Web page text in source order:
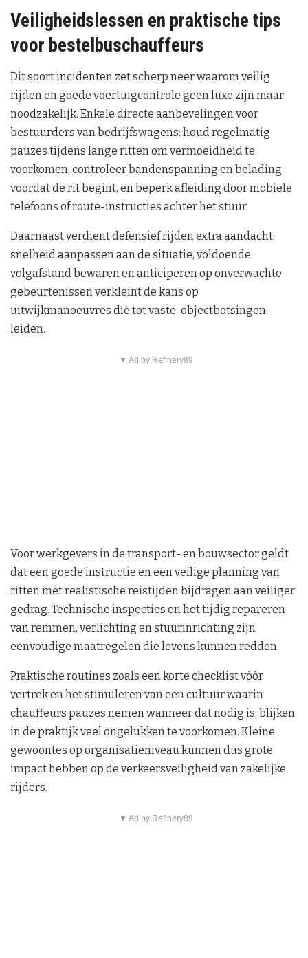
Veiligheidslessen en praktische tips
voor bestelbuschauffeurs
Dit soort incidenten zet scherp neer waarom veilig
rijden en goede voertuigcontrole geen luxe zijn maar
noodzakelijk. Enkele directe aanbevelingen voor
bestuurders van bedrijfswagens: houd regelmatig
pauzes tijdens lange ritten om vermoeidheid te
voorkomen, controleer bandenspanning en belading
voordat de rit begint, en beperk afleiding door mobiele
telefoons of route-instructies achter het stuur.
Daarnaast verdient defensief rijden extra aandacht:
snelheid aanpassen aan de situatie, voldoende
volgafstand bewaren en anticiperen op onverwachte
gebeurtenissen verkleint de kans op
uitwijkmanoeuvres die tot vaste-objectbotsingen
leiden.
▼ Ad by Refinery89
Voor werkgevers in de transport- en bouwsector geldt
dat een goede instructie en een veilige planning van
ritten met realistische reistijden bijdragen aan veiliger
gedrag. Technische inspecties en het tijdig repareren
van remmen, verlichting en stuurinrichting zijn
eenvoudige maatregelen die levens kunnen redden.
Praktische routines zoals een korte checklist vóór
vertrek en het stimuleren van een cultuur waarin
chauffeurs pauzes nemen wanneer dat nodig is, blijken
in de praktijk veel ongelukken te voorkomen. Kleine
gewoontes op organisatieniveau kunnen dus grote
impact hebben op de verkeersveiligheid van zakelijke
rijders.
▼ Ad by Refinery89